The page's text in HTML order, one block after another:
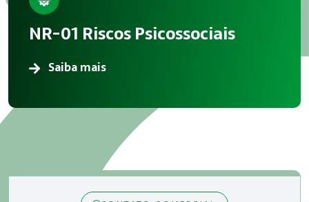
NR-01 Riscos Psicossociais
Saiba mais